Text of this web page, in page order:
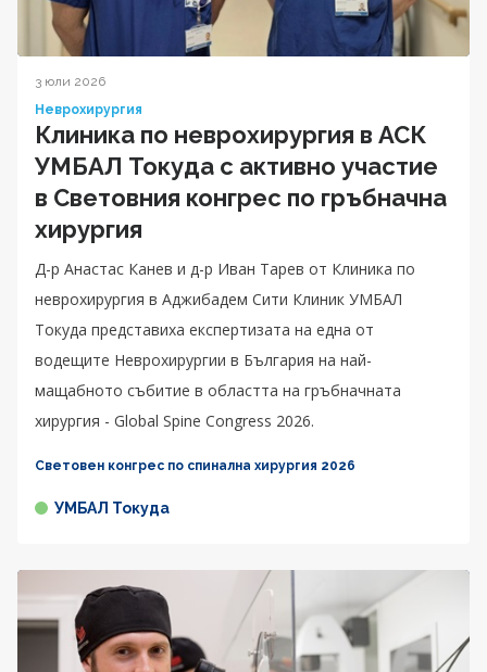
3 юли 2026
Неврохирургия
Клиника по неврохирургия в АСК
УМБАЛ Токуда с активно участие
в Световния конгрес по гръбначна
хирургия
Д-р Анастас Канев и д-р Иван Тарев от Клиника по
неврохирургия в Аджибадем Сити Клиник УМБАЛ
Токуда представиха експертизата на една от
водещите Неврохирургии в България на най-
мащабното събитие в областта на гръбначната
хирургия - Global Spine Congress 2026.
Световен конгрес по спинална хирургия 2026
УМБАЛ Токуда